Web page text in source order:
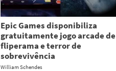
Epic Games disponibiliza
gratuitamente jogo arcade de
fliperama e terror de
sobrevivência
William Schendes